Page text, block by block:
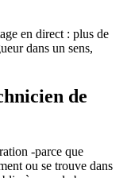
en direct : plus de
dans un sens,
de
-parce que
ou se trouve dans